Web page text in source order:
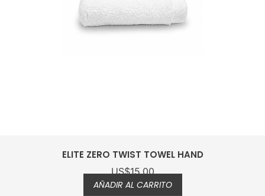
ELITE ZERO TWIST TOWEL HAND
US$15.00
AÑADIR AL CARRITO